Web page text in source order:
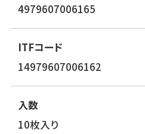
4979607006165
ITFコード
14979607006162
入数
10枚入り